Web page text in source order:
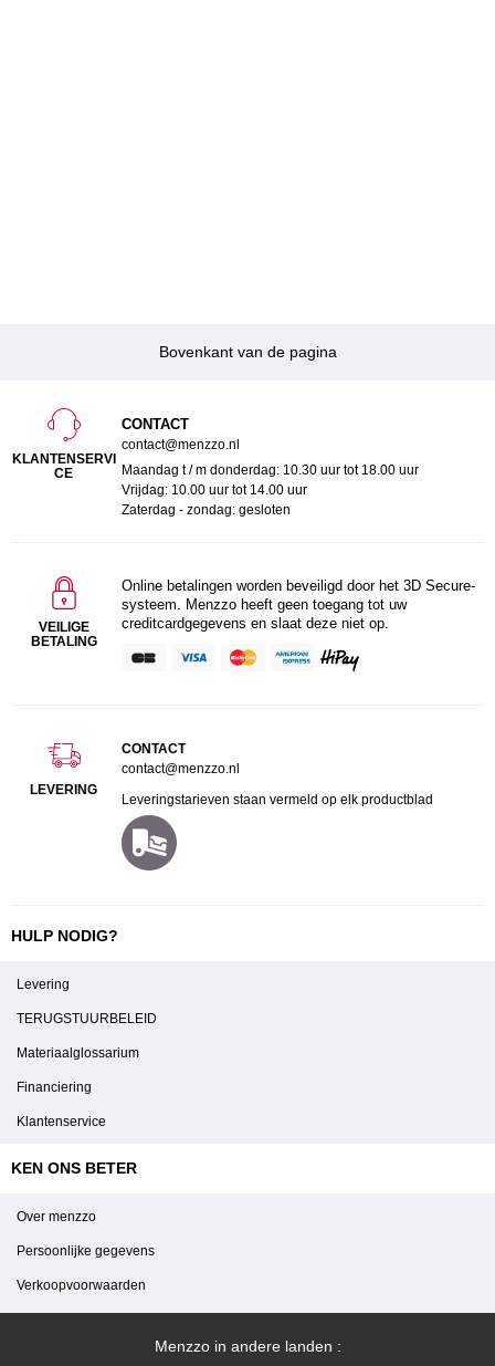
Bovenkant van de pagina
KLANTENSERVI
CE
CONTACT
contact@menzzo.nl
Maandag t / m donderdag: 10.30 uur tot 18.00 uur
Vrijdag: 10.00 uur tot 14.00 uur
Zaterdag - zondag: gesloten
VEILIGE
BETALING
Online betalingen worden beveiligd door het 3D Secure-
systeem. Menzzo heeft geen toegang tot uw
creditcardgegevens en slaat deze niet op.
LEVERING
CONTACT
contact@menzzo.nl
Leveringstarieven staan vermeld op elk productblad
HULP NODIG?
Levering
TERUGSTUURBELEID
Materiaalglossarium
Financiering
Klantenservice
KEN ONS BETER
Over menzzo
Persoonlijke gegevens
Verkoopvoorwaarden
Menzzo in andere landen :